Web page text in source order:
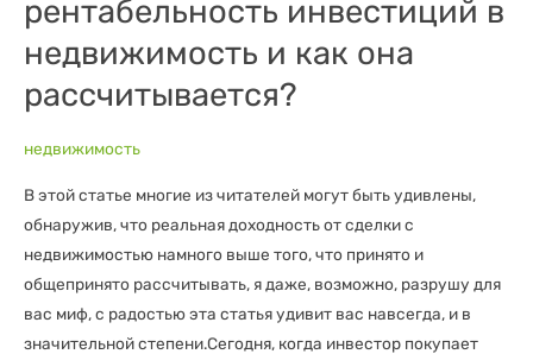
рентабельность инвестиций в
недвижимость и как она
рассчитывается?
недвижимость
В этой статье многие из читателей могут быть удивлены,
обнаружив, что реальная доходность от сделки с
недвижимостью намного выше того, что принято и
общепринято рассчитывать, я даже, возможно, разрушу для
вас миф, с радостью эта статья удивит вас навсегда, и в
значительной степени.Сегодня, когда инвестор покупает